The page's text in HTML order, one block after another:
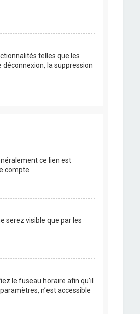
telles que les
la suppression
ce lien est
compte.
serez visible que par les
le fuseau horaire afin qu’il
n’est accessible